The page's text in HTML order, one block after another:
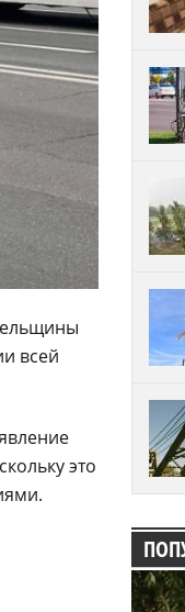
всей
это